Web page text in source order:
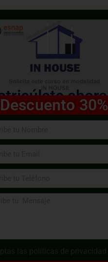
ahora
Descuento 30%